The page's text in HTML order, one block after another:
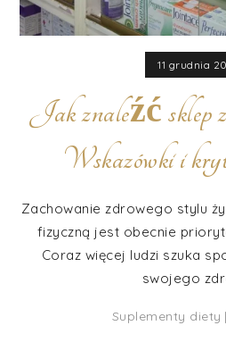
11 grudnia
Jak znaleźć sklep
Wskazówki i
Zachowanie zdrowego stylu
fizyczną jest obecnie
Coraz więcej ludzi szuka
swojego
Suplementy diety